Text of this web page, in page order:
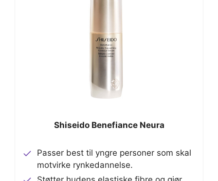
Shiseido Benefiance Neura
Passer best til yngre personer som skal
motvirke rynkedannelse.